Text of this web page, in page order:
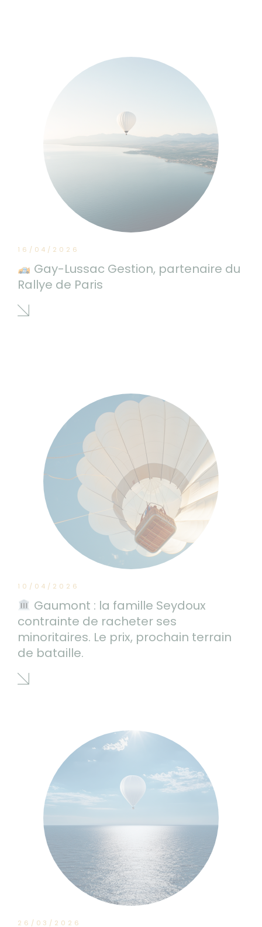
16/04/2026
Gay-Lussac Gestion, partenaire du
Rallye de Paris
10/04/2026
Gaumont : la famille Seydoux
contrainte de racheter ses
minoritaires. Le prix, prochain terrain
de bataille.
26/03/2026